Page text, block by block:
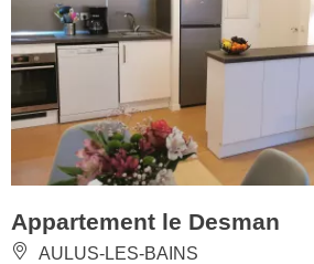
Appartement le Desman
AULUS-LES-BAINS